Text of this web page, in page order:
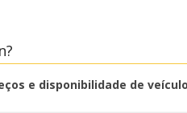
e disponibilidade de